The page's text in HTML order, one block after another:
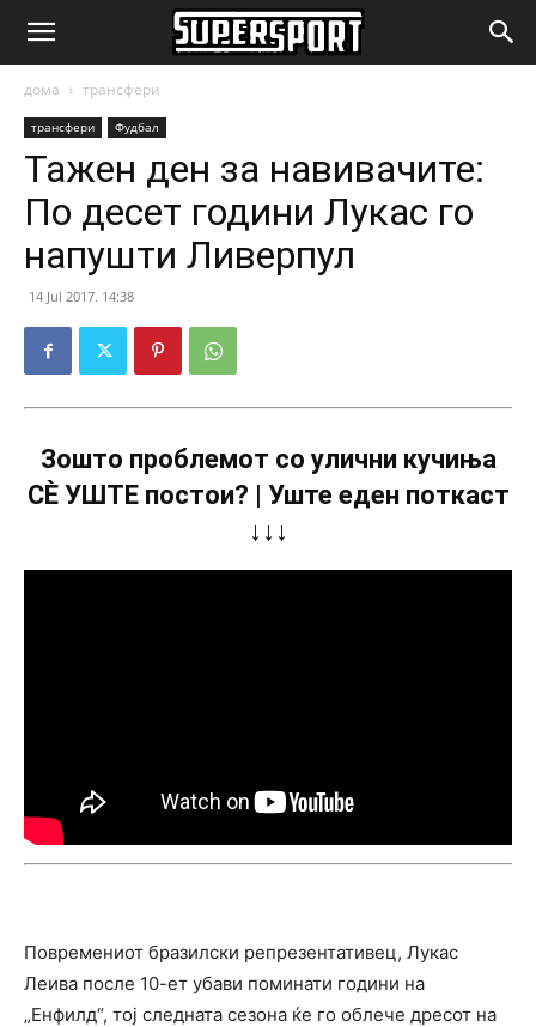
SuperSport.mk
дома трансфери
трансфери Фудбал
Тажен ден за навивачите:
По десет години Лукас го
напушти Ливерпул
14 Jul 2017. 14:38
Зошто проблемот со улични кучиња
СÈ УШТЕ постои? | Уште еден поткаст
↓↓↓
Повремениот бразилски репрезентативец, Лукас
Леива после 10-ет убави поминати години на
„Енфилд“, тој следната сезона ќе го облече дресот на